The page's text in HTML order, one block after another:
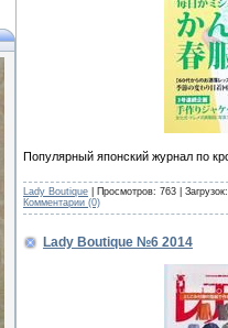
Популярный японский журнал по
Lady Boutique | Просмотров: 763 |
Комментарии (0)
Lady Boutique №6 2014